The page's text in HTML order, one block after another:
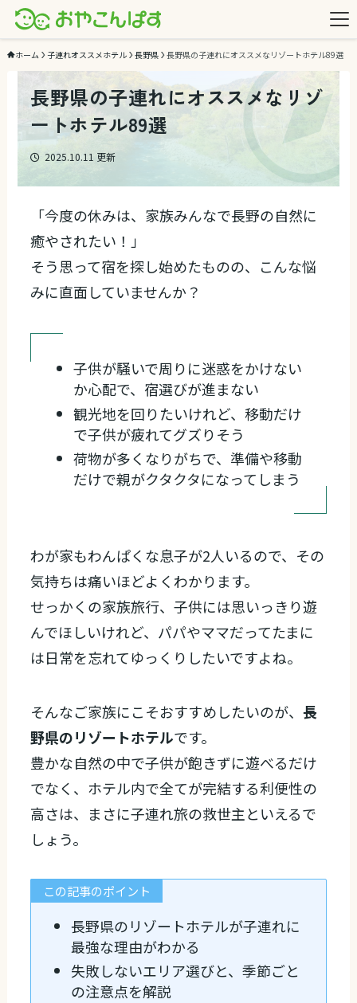
ホーム 子連れオススメホテル 長野県 長野県の子連れにオススメなリゾートホテル89選
長野県の子連れにオススメなリゾ
ートホテル89選
2025.10.11 更新
「今度の休みは、家族みんなで長野の自然に
癒やされたい！」
そう思って宿を探し始めたものの、こんな悩
みに直面していませんか？
子供が騒いで周りに迷惑をかけない
か心配で、宿選びが進まない
観光地を回りたいけれど、移動だけ
で子供が疲れてグズりそう
荷物が多くなりがちで、準備や移動
だけで親がクタクタになってしまう
わが家もわんぱくな息子が2人いるので、その
気持ちは痛いほどよくわかります。
せっかくの家族旅行、子供には思いっきり遊
んでほしいけれど、パパやママだってたまに
は日常を忘れてゆっくりしたいですよね。
そんなご家族にこそおすすめしたいのが、長
野県のリゾートホテルです。
豊かな自然の中で子供が飽きずに遊べるだけ
でなく、ホテル内で全てが完結する利便性の
高さは、まさに子連れ旅の救世主といえるで
しょう。
この記事のポイント
長野県のリゾートホテルが子連れに
最強な理由がわかる
失敗しないエリア選びと、季節ごと
の注意点を解説